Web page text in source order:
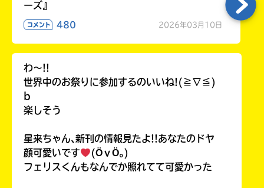
ーズ』
コメント 480 2026年03月10日
わ〜!!
世界中のお祭りに参加するのいいね!(≧∇≦)
b
楽しそう
星来ちゃん､新刊の情報見たよ!!あなたのドヤ
顔可愛いです
(ӦｖӦ｡)
フェリスくんもなんでか照れてて可愛かった